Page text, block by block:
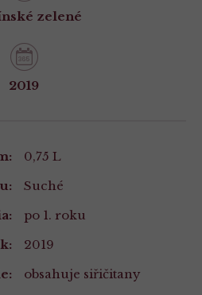
zelené
2019
0,75 L
Suché
po 1. roku
2019
obsahuje siřičitany